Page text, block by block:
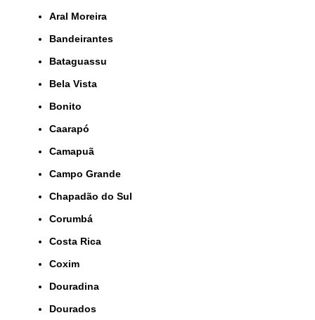
Aral Moreira
Bandeirantes
Bataguassu
Bela Vista
Bonito
Caarapó
Camapuã
Campo Grande
Chapadão do Sul
Corumbá
Costa Rica
Coxim
Douradina
Dourados